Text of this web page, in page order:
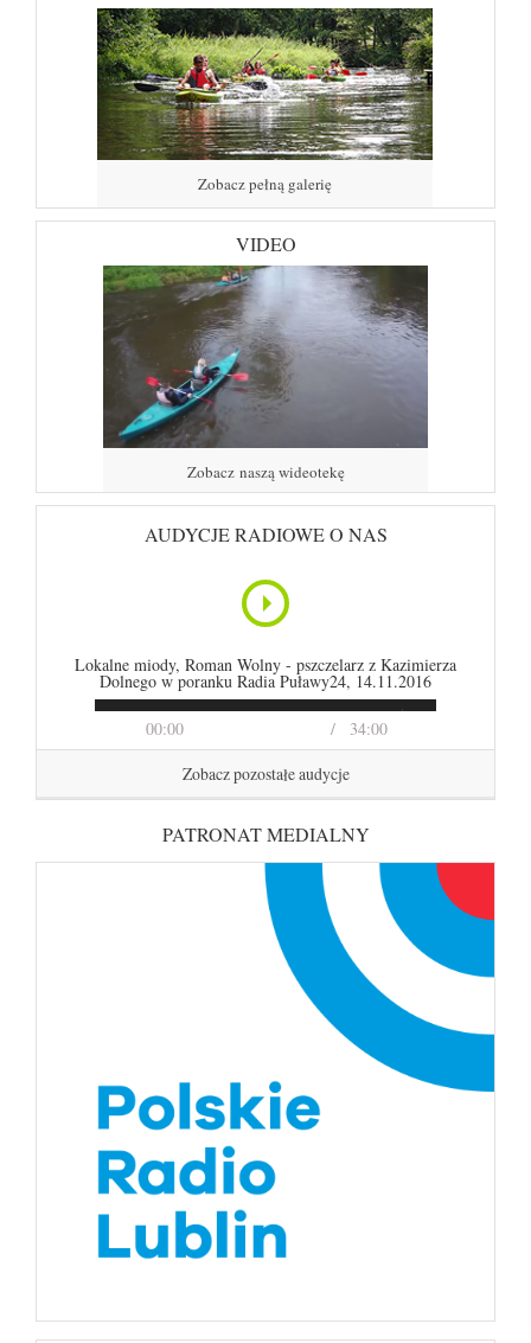
Zobacz pełną galerię
VIDEO
Zobacz naszą wideotekę
AUDYCJE RADIOWE O NAS
00:00 34:00
Lokalne miody, Roman Wolny - pszczelarz z Kazimierza
Dolnego w poranku Radia Puławy24, 14.11.2016
Zobacz pozostałe audycje
PATRONAT MEDIALNY